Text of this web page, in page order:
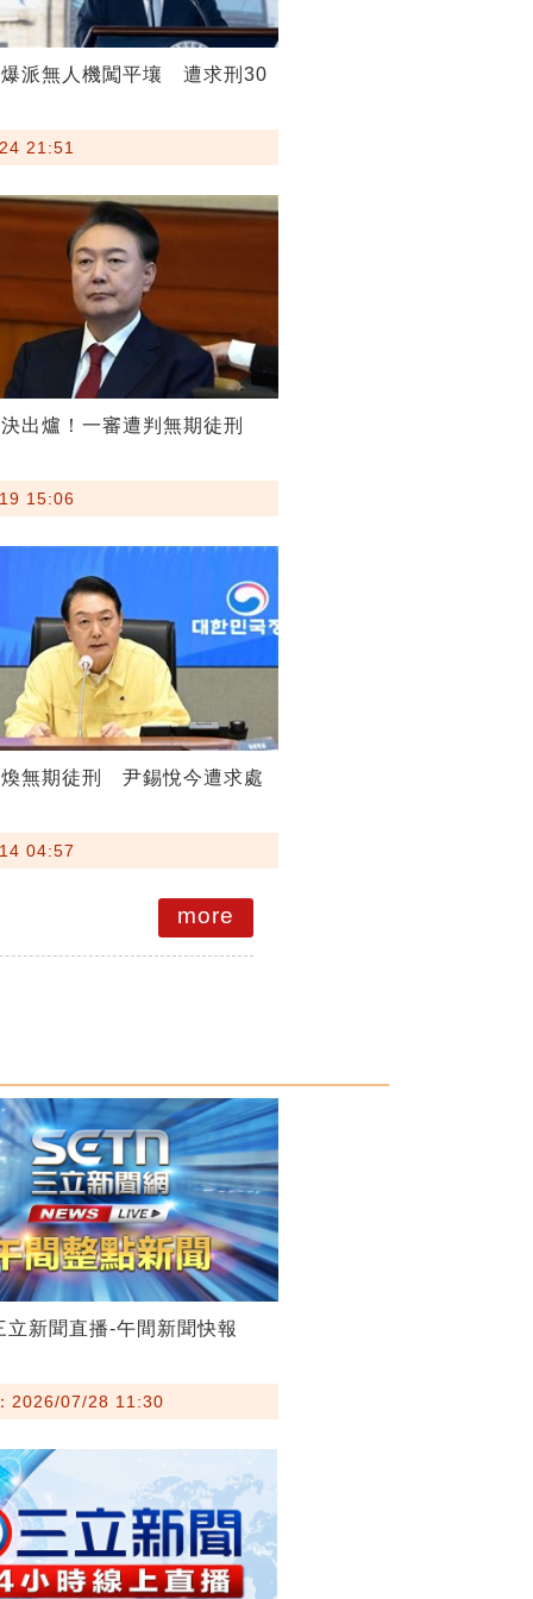
派無人機闖平壤 遭求刑30
21:51
出爐！一審遭判無期徒刑
15:06
無期徒刑 尹錫悅今遭求處
04:57
more
立新聞直播-午間新聞快報
2026/07/28 11:30